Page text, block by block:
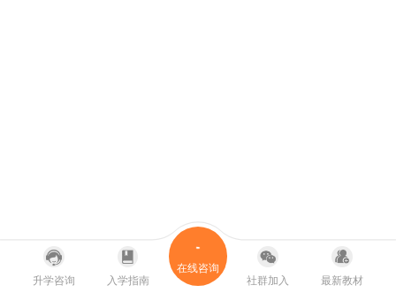
升学咨询 入学指南
在线咨询
社群加入
最新教材